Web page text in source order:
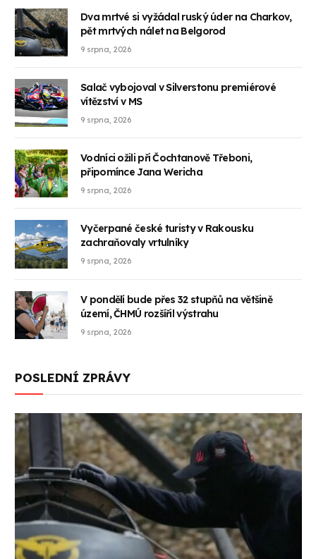
Dva mrtvé si vyžádal ruský úder na Charkov,
pět mrtvých nálet na Belgorod
9 srpna, 2026
Salač vybojoval v Silverstonu premiérové
vítězství v MS
9 srpna, 2026
Vodníci ožili při Čochtanově Třeboni,
připomínce Jana Wericha
9 srpna, 2026
Vyčerpané české turisty v Rakousku
zachraňovaly vrtulníky
9 srpna, 2026
V pondělí bude přes 32 stupňů na většině
území, ČHMÚ rozšířil výstrahu
9 srpna, 2026
POSLEDNÍ ZPRÁVY